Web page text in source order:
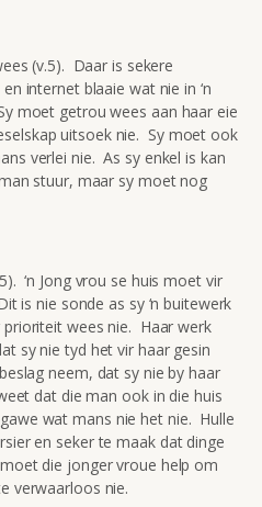
(v.5). Daar is sekere
internet blaaie wat nie in ‘n
moet getrou wees aan haar eie
uitsoek nie. Sy moet ook
verlei nie. As sy enkel is kan
stuur, maar sy moet nog
‘n Jong vrou se huis moet vir
is nie sonde as sy ‘n buitewerk
wees nie. Haar werk
sy nie tyd het vir haar gesin
neem, dat sy nie by haar
dat die man ook in die huis
wat mans nie het nie. Hulle
en seker te maak dat dinge
die jonger vroue help om
verwaarloos nie.